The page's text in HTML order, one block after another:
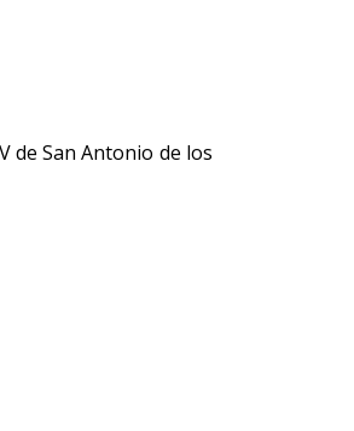
de San Antonio de los